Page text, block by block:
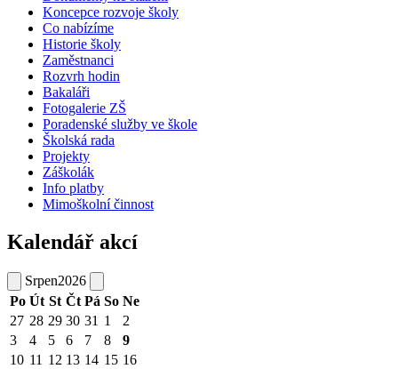
Koncepce rozvoje školy
Co nabízíme
Historie školy
Zaměstnanci
Rozvrh hodin
Bakaláři
Fotogalerie ZŠ
Poradenské služby ve škole
Školská rada
Projekty
Záškolák
Info platby
Mimoškolní činnost
Kalendář akcí
Srpen2026
Po Út St Čt Pá So Ne
27 28 29 30 31 1
2
3
4 5 6 7 8
9
10 11 12 13 14 15 16